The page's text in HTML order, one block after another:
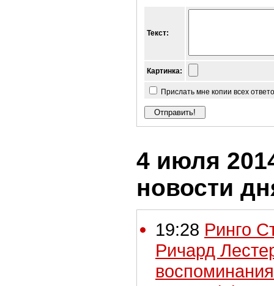
Текст:
Картинка:
Прислать мне копии всех
4 июля
новости
19:28 Ринго
Ричард